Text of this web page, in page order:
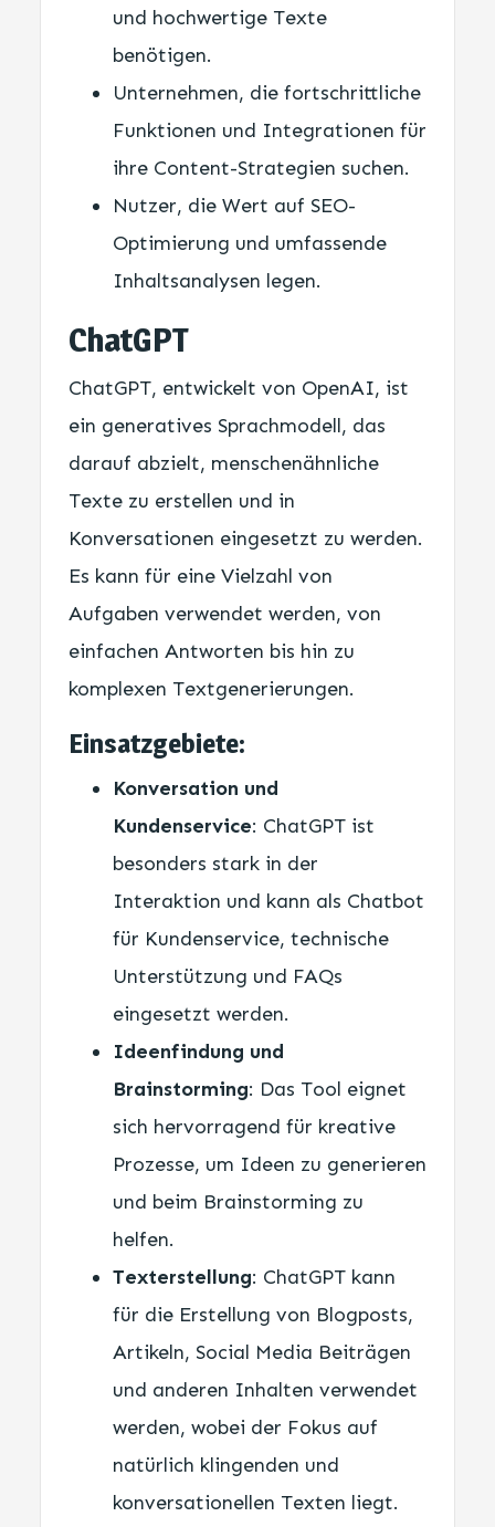
und hochwertige Texte
benötigen.
Unternehmen, die fortschrittliche
Funktionen und Integrationen für
ihre Content-Strategien suchen.
Nutzer, die Wert auf SEO-
Optimierung und umfassende
Inhaltsanalysen legen.
ChatGPT
ChatGPT, entwickelt von OpenAI, ist
ein generatives Sprachmodell, das
darauf abzielt, menschenähnliche
Texte zu erstellen und in
Konversationen eingesetzt zu werden.
Es kann für eine Vielzahl von
Aufgaben verwendet werden, von
einfachen Antworten bis hin zu
komplexen Textgenerierungen.
Einsatzgebiete:
Konversation und
Kundenservice: ChatGPT ist
besonders stark in der
Interaktion und kann als Chatbot
für Kundenservice, technische
Unterstützung und FAQs
eingesetzt werden.
Ideenfindung und
Brainstorming: Das Tool eignet
sich hervorragend für kreative
Prozesse, um Ideen zu generieren
und beim Brainstorming zu
helfen.
Texterstellung: ChatGPT kann
für die Erstellung von Blogposts,
Artikeln, Social Media Beiträgen
und anderen Inhalten verwendet
werden, wobei der Fokus auf
natürlich klingenden und
konversationellen Texten liegt.